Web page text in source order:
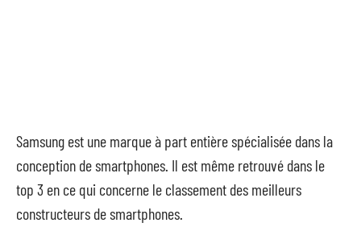
Samsung est une marque à part entière spécialisée dans la
conception de smartphones. Il est même retrouvé dans le
top 3 en ce qui concerne le classement des meilleurs
constructeurs de smartphones.